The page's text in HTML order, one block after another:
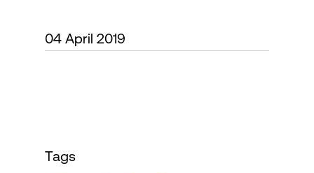
Language
04 April 2019
Tags